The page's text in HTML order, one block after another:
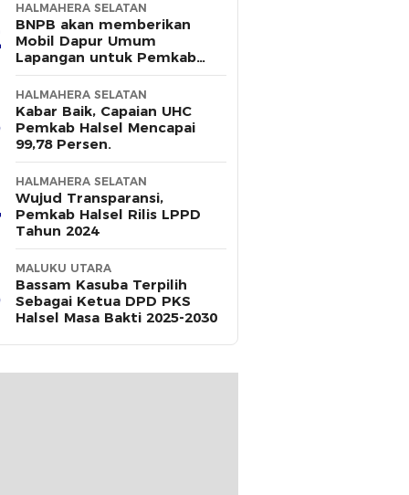
HALMAHERA SELATAN
BNPB akan memberikan
Mobil Dapur Umum
Lapangan untuk Pemkab
Halsel
HALMAHERA SELATAN
Kabar Baik, Capaian UHC
Pemkab Halsel Mencapai
99,78 Persen.
HALMAHERA SELATAN
Wujud Transparansi,
Pemkab Halsel Rilis LPPD
Tahun 2024
MALUKU UTARA
Bassam Kasuba Terpilih
Sebagai Ketua DPD PKS
Halsel Masa Bakti 2025-2030